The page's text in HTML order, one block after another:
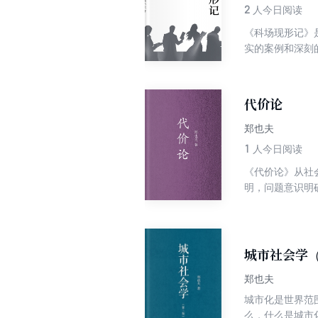
2 人今日阅读
《科场现形记
实的案例和深刻
代价论
郑也夫
1 人今日阅读
《代价论》从
明，问题意识明
城市社会学
郑也夫
城市化是世界范
么，什么是城市